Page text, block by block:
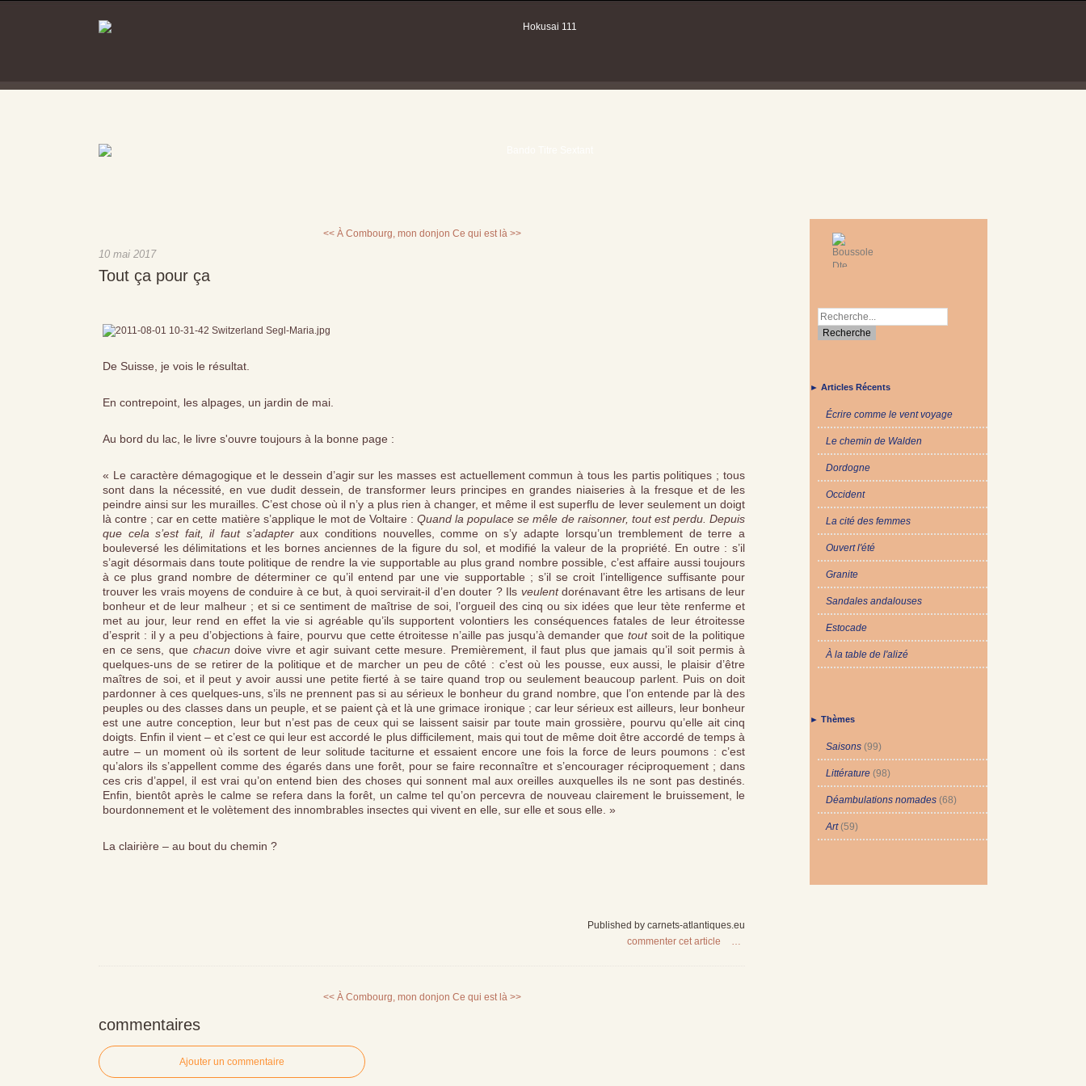
<< À Combourg, mon donjon Ce qui est là >>
10 mai 2017
Tout ça pour ça
De Suisse, je vois le résultat.
En contrepoint, les alpages, un jardin de mai.
Au bord du lac, le livre s'ouvre toujours à la bonne page :
« Le caractère démagogique et le dessein d’agir sur les masses est actuellement commun à tous les partis politiques ; tous
sont dans la nécessité, en vue dudit dessein, de transformer leurs principes en grandes niaiseries à la fresque et de les
peindre ainsi sur les murailles. C’est chose où il n’y a plus rien à changer, et même il est superflu de lever seulement un doigt
là contre ; car en cette matière s’applique le mot de Voltaire :Quand la populace se mêle de raisonner, tout est perdu. Depuis
que cela s’est fait, il faut s’adapteraux conditions nouvelles, comme on s’y adapte lorsqu’un tremblement de terre a
bouleversé les délimitations et les bornes anciennes de la figure du sol, et modifié la valeur de la propriété. En outre : s’il
s’agit désormais dans toute politique de rendre la vie supportable au plus grand nombre possible, c’est affaire aussi toujours
à ce plus grand nombre de déterminer ce qu’il entend par une vie supportable ; s’il se croit l’intelligence suffisante pour
trouver les vrais moyens de conduire à ce but, à quoi servirait-il d’en douter ? Ils veulentdorénavant être les artisans de leur
bonheur et de leur malheur ; et si ce sentiment de maîtrise de soi, l’orgueil des cinq ou six idées que leur tète renferme et
met au jour, leur rend en effet la vie si agréable qu’ils supportent volontiers les conséquences fatales de leur étroitesse
d’esprit : il y a peu d’objections à faire, pourvu que cette étroitesse n’aille pas jusqu’à demander que toutsoit de la politique
en ce sens, que chacun doive vivre et agir suivant cette mesure. Premièrement, il faut plus que jamais qu’il soit permis à
quelques-uns de se retirer de la politique et de marcher un peu de côté : c’est où les pousse, eux aussi, le plaisir d’être
maîtres de soi, et il peut y avoir aussi une petite fierté à se taire quand trop ou seulement beaucoup parlent. Puis on doit
pardonner à ces quelques-uns, s’ils ne prennent pas si au sérieux le bonheur du grand nombre, que l’on entende par là des
peuples ou des classes dans un peuple, et se paient çà et là une grimace ironique ; car leur sérieux est ailleurs, leur bonheur
est une autre conception, leur but n’est pas de ceux qui se laissent saisir par toute main grossière, pourvu qu’elle ait cinq
doigts. Enfin il vient – et c’est ce qui leur est accordé le plus difficilement, mais qui tout de même doit être accordé de temps à
autre – un moment où ils sortent de leur solitude taciturne et essaient encore une fois la force de leurs poumons : c’est
qu’alors ils s’appellent comme des égarés dans une forêt, pour se faire reconnaître et s’encourager réciproquement ; dans
ces cris d’appel, il est vrai qu’on entend bien des choses qui sonnent mal aux oreilles auxquelles ils ne sont pas destinés.
Enfin, bientôt après le calme se refera dans la forêt, un calme tel qu’on percevra de nouveau clairement le bruissement, le
bourdonnement et le volètement des innombrables insectes qui vivent en elle, sur elle et sous elle. »
La clairière – au bout du chemin ?
Published by carnets-atlantiques.eu
commenter cet article
…
<< À Combourg, mon donjon Ce qui est là >>
commentaires
Ajouter un commentaire
► Articles Récents
Écrire comme le vent voyage
Le chemin de Walden
Dordogne
Occident
La cité des femmes
Ouvert l'été
Granite
Sandales andalouses
Estocade
À la table de l'alizé
► Thèmes
Saisons (99)
Littérature (98)
Déambulations nomades (68)
Art(59)